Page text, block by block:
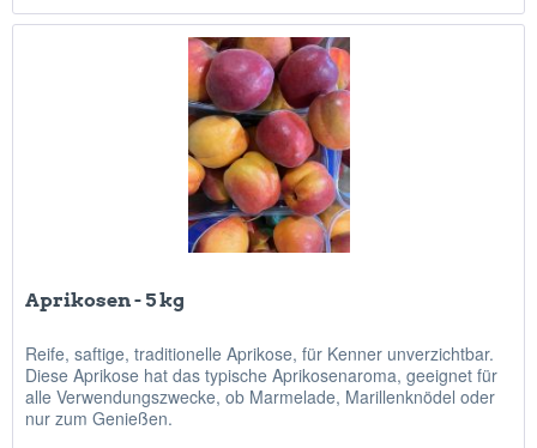
Aprikosen - 5 kg
Reife, saftige, traditionelle Aprikose, für Kenner unverzichtbar.
Diese Aprikose hat das typische Aprikosenaroma, geeignet für
alle Verwendungszwecke, ob Marmelade, Marillenknödel oder
nur zum Genießen.